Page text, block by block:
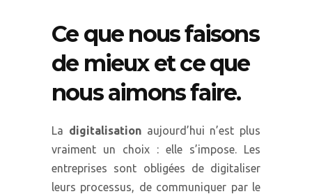
Ce que nous faisons
de mieux et ce que
nous aimons faire.
La digitalisationaujourd’hui n’est plus
vraiment un choix : elle s’impose. Les
entreprises sont obligées de digitaliser
leurs processus, de communiquer par le